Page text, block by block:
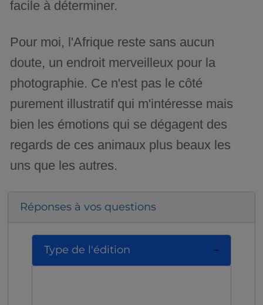
facile à déterminer.
Pour moi, l'Afrique reste sans aucun
doute, un endroit merveilleux pour la
photographie. Ce n'est pas le côté
purement illustratif qui m'intéresse mais
bien les émotions qui se dégagent des
regards de ces animaux plus beaux les
uns que les autres.
Réponses à vos questions
Type de l'édition